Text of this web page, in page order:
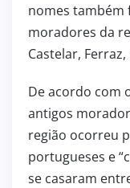
nomes também
moradores da
Castelar,
De acordo com
antigos
região ocorreu
portugueses e
se casaram